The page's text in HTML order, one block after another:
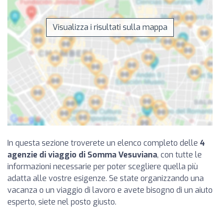
Visualizza i risultati sulla mappa
In questa sezione troverete un elenco completo delle 4
agenzie di viaggio di Somma Vesuviana, con tutte le
informazioni necessarie per poter scegliere quella più
adatta alle vostre esigenze. Se state organizzando una
vacanza o un viaggio di lavoro e avete bisogno di un aiuto
esperto, siete nel posto giusto.